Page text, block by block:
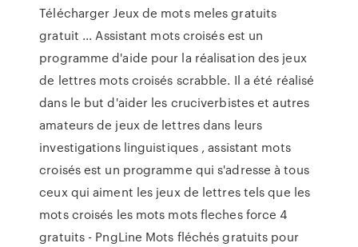
Télécharger Jeux de mots meles gratuits
gratuit ... Assistant mots croisés est un
programme d'aide pour la réalisation des jeux
de lettres mots croisés scrabble. Il a été réalisé
dans le but d'aider les cruciverbistes et autres
amateurs de jeux de lettres dans leurs
investigations linguistiques , assistant mots
croisés est un programme qui s'adresse à tous
ceux qui aiment les jeux de lettres tels que les
mots croisés les mots mots fleches force 4
gratuits - PngLine Mots fléchés gratuits pour